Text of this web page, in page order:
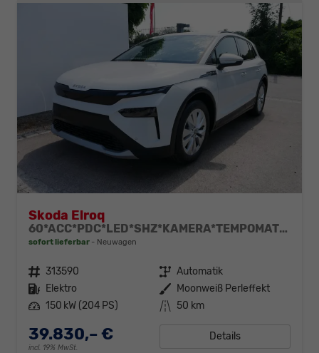
Skoda Elroq
60*ACC*PDC*LED*SHZ*KAMERA*TEMPOMAT*KLIMA*SMARTLINK*EL-HECKKLAPPE*19-ZOLL
sofort lieferbar Neuwagen
Fahrzeugnr. 313590 Getriebe Automatik
Kraftstoff Elektro Außenfarbe Moonweiß Perleffekt
Leistung 150 kW (204 PS) Kilometerstand 50 km
39.830,– €
incl. 19% MwSt.
Details